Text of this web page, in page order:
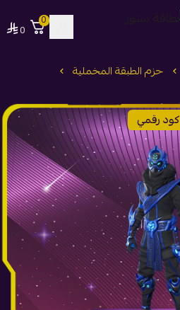
0
0
حزم الطبقة المخملية
كود رقمي